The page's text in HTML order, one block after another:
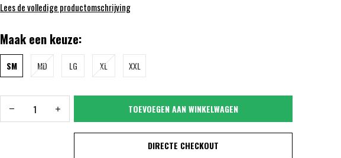
Lees de volledige productomschrijving
Maak een keuze:
SM MD LG XL XXL
TOEVOEGEN AAN WINKELWAGEN
DIRECTE CHECKOUT